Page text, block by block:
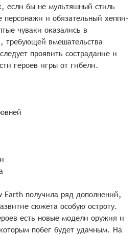
если бы не мультяшный стиль
и обязательный хеппи-
чуваки оказались в
требующей вмешательства
проявить сострадание и
героев игры от гибели.
Earth получила ряд дополнений,
сюжета особую остроту.
есть новые модели оружия и
побег будет удачным. На